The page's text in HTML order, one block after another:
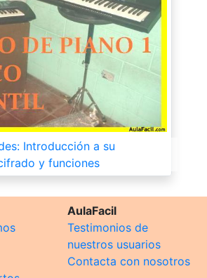
Introducción a su
y funciones
AulaFacil
Testimonios de
nuestros usuarios
Contacta con nosotros